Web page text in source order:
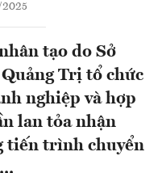
tạo do Sở
Trị tổ chức
nghiệp và hợp
lan tỏa nhận
tiến trình chuyển